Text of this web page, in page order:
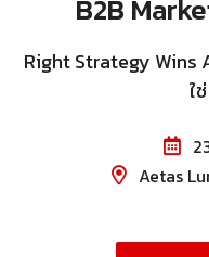
B2B
Right Strategy Wins
ใ
Aetas